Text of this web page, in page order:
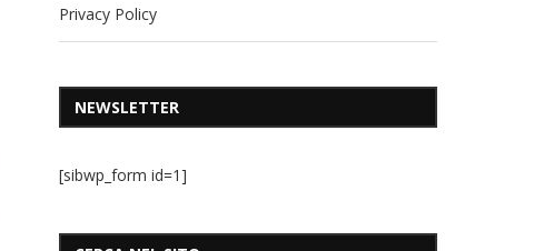
Privacy Policy
NEWSLETTER
[sibwp_form id=1]